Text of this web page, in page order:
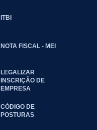
ITBI
NOTA FISCAL - MEI
LEGALIZAR
INSCRIÇÃO DE
EMPRESA
CÓDIGO DE
POSTURAS